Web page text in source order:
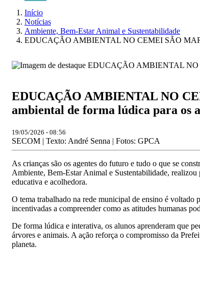
Início
Notícias
Ambiente, Bem-Estar Animal e Sustentabilidade
EDUCAÇÃO AMBIENTAL NO CEMEI SÃO
EDUCAÇÃO AMBIENTAL NO
ambiental de forma lúdica para os
19/05/2026 - 08:56
SECOM | Texto: André Senna | Fotos: GPCA
As crianças são os agentes do futuro e tudo o que se
Ambiente, Bem-Estar Animal e Sustentabilidade,
educativa e acolhedora.
O tema trabalhado na rede municipal de ensino é voltado
incentivadas a compreender como as atitudes humanas
De forma lúdica e interativa, os alunos aprenderam que
árvores e animais. A ação reforça o compromisso da
planeta.